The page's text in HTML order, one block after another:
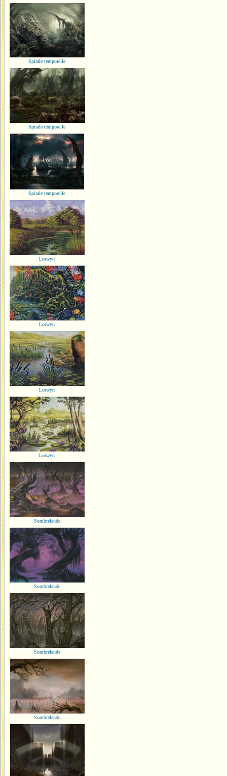
Spirale temporelle
Spirale temporelle
Spirale temporelle
Lorwyn
Lorwyn
Lorwyn
Lorwyn
Sombrelande
Sombrelande
Sombrelande
Sombrelande